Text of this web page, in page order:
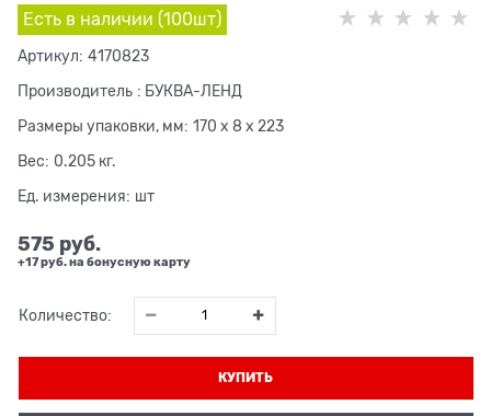
Есть в наличии (100шт)
Артикул: 4170823
Производитель : БУКВА-ЛЕНД
Размеры упаковки, мм: 170 x 8 x 223
Вес: 0.205 кг.
Ед. измерения: шт
575 руб.
+17 руб. на бонусную карту
Количество:
КУПИТЬ